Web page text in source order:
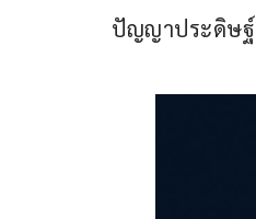
ปัญญาประดิษฐ์